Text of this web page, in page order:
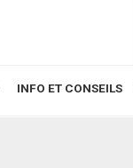
INFO ET CONSEILS